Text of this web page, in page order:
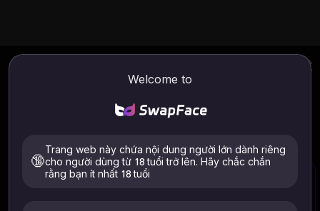
Welcome to
🔞
Trang web này chứa nội dung người lớn dành riêng
cho người dùng từ 18 tuổi trở lên. Hãy chắc chắn
rằng bạn ít nhất 18 tuổi
Hoán đổi khuôn mặt hàng loạt
, Tất
cả đều trực tuyến và miễn phí
Với công cụ hoán đổi khuôn mặt hàng loạt mạnh mẽ, nhanh
chóng phân tích và hoán đổi hàng loạt khuôn mặt từ ảnh. AI
thực, tuyệt đẹp cho tất cả các bức ảnh chỉ trong vài giây.